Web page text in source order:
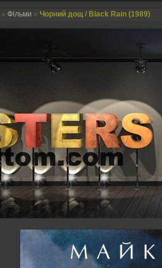
» Фільми » Чорний дощ / Black Rain (1989)